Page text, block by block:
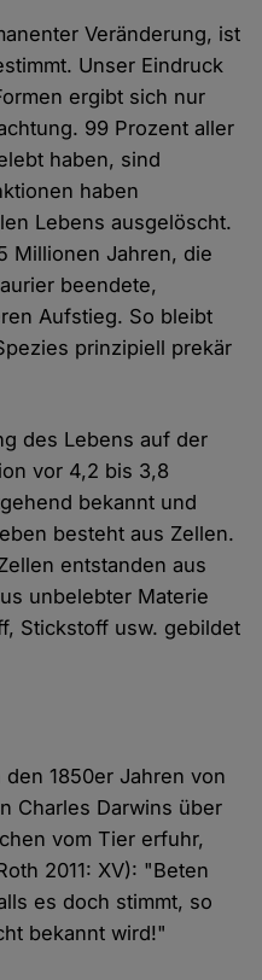
Veränderung, ist
Unser Eindruck
ergibt sich nur
99 Prozent aller
haben, sind
haben
Lebens ausgelöscht.
Millionen Jahren, die
beendete,
Aufstieg. So bleibt
prinzipiell prekär
des Lebens auf der
vor 4,2 bis 3,8
bekannt und
besteht aus Zellen.
entstanden aus
unbelebter Materie
Stickstoff usw. gebildet
1850er Jahren von
Charles Darwins über
vom Tier erfuhr,
2011: XV): "Beten
es doch stimmt, so
bekannt wird!"